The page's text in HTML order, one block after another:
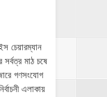
চেয়ারম্যান
সর্বত্র মাঠ চষে
গণসংযোগ
এলাকায়